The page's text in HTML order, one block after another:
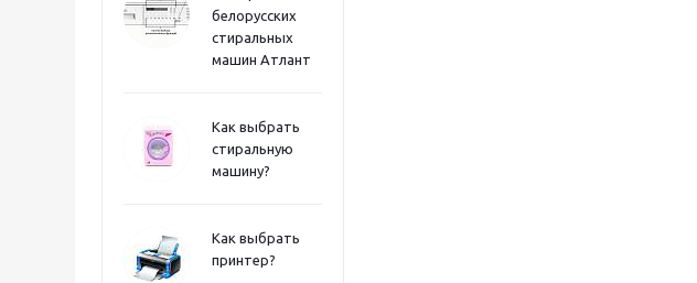
белорусских
стиральных
машин Атлант
Как выбрать
стиральную
машину?
Как выбрать
принтер?